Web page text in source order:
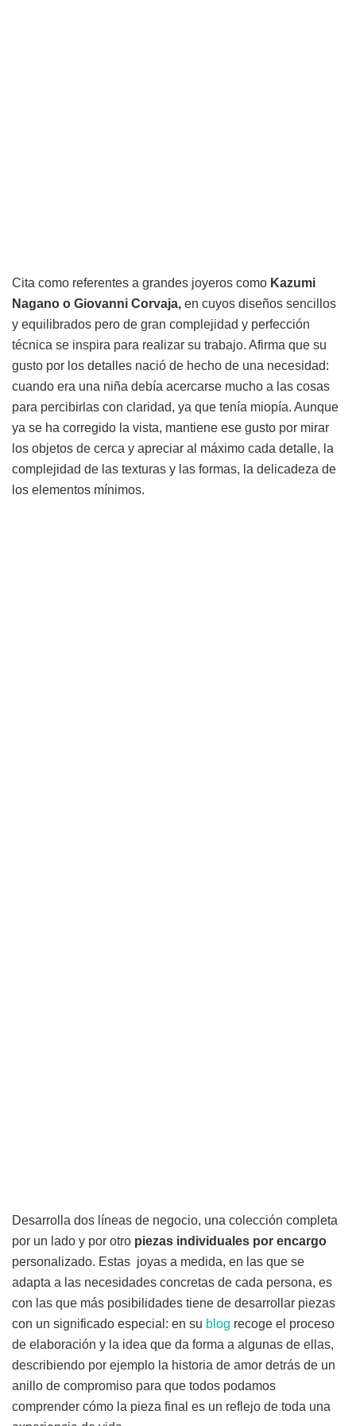
Cita como referentes a grandes joyeros como Kazumi
Nagano o Giovanni Corvaja, en cuyos diseños sencillos
y equilibrados pero de gran complejidad y perfección
técnica se inspira para realizar su trabajo. Afirma que su
gusto por los detalles nació de hecho de una necesidad:
cuando era una niña debía acercarse mucho a las cosas
para percibirlas con claridad, ya que tenía miopía. Aunque
ya se ha corregido la vista, mantiene ese gusto por mirar
los objetos de cerca y apreciar al máximo cada detalle, la
complejidad de las texturas y las formas, la delicadeza de
los elementos mínimos.
Desarrolla dos líneas de negocio, una colección completa
por un lado y por otro piezas individuales por encargo
personalizado. Estas joyas a medida, en las que se
adapta a las necesidades concretas de cada persona, es
con las que más posibilidades tiene de desarrollar piezas
con un significado especial: en su blog recoge el proceso
de elaboración y la idea que da forma a algunas de ellas,
describiendo por ejemplo la historia de amor detrás de un
anillo de compromiso para que todos podamos
comprender cómo la pieza final es un reflejo de toda una